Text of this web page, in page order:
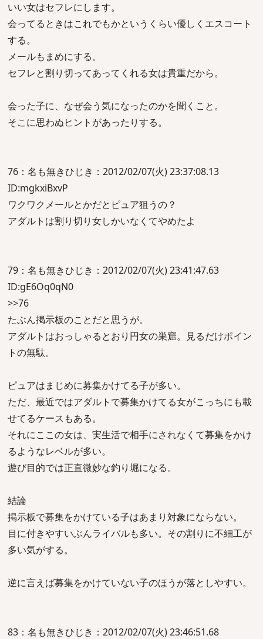
いい女はセフレにします。
会ってるときはこれでもかというくらい優しくエスコート
する。
メールもまめにする。
セフレと割り切ってあってくれる女は貴重だから。
会った子に、なぜ会う気になったのかを聞くこと。
そこに思わぬヒントがあったりする。
76：名も無きひじき：2012/02/07(火) 23:37:08.13
ID:mgkxiBxvP
ワクワクメールとかだとピュア狙うの？
アダルトは割り切り女しかいなくてやめたよ
79：名も無きひじき：2012/02/07(火) 23:41:47.63
ID:gE6Oq0qN0
>>76
たぶん掲示板のことだと思うが。
アダルトはおっしゃるとおり円女の巣窟。見るだけポイン
トの無駄。
ピュアはまじめに募集かけてる子が多い。
ただ、最近ではアダルトで募集かけてる女がこっちにも載
せてるケースもある。
それにここの女は、実生活で相手にされなくて募集をかけ
るようなレベルが多い。
遊び目的では正直微妙な釣り堀になる。
結論
掲示板で募集をかけている子はあまり対象にならない。
目に付きやすいぶんライバルも多い。その割りに不細工が
多い気がする。
逆に言えば募集をかけていない子のほうが落としやすい。
83：名も無きひじき：2012/02/07(火) 23:46:51.68